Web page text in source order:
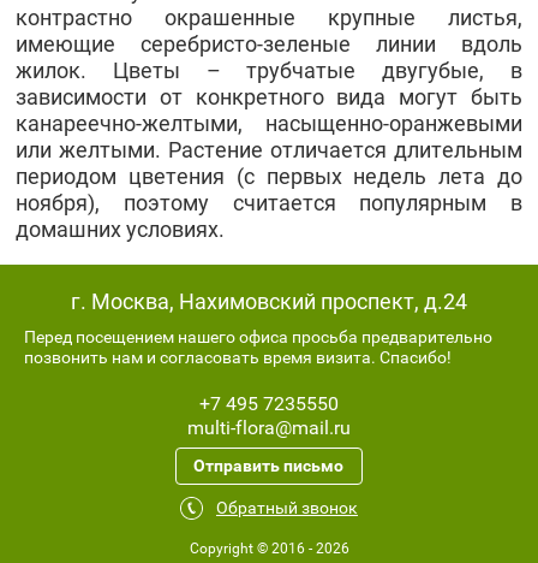
контрастно окрашенные крупные листья,
имеющие серебристо-зеленые линии вдоль
жилок. Цветы – трубчатые двугубые, в
зависимости от конкретного вида могут быть
канареечно-желтыми, насыщенно-оранжевыми
или желтыми. Растение отличается длительным
периодом цветения (с первых недель лета до
ноября), поэтому считается популярным в
домашних условиях.
Copyright © 2016 - 2026
г. Москва, Нахимовский проспект, д.24
Перед посещением нашего офиса просьба предварительно
позвонить нам и согласовать время визита. Спасибо!
+7 495 7235550
multi-flora@mail.ru
Обратный звонок
Отправить письмо